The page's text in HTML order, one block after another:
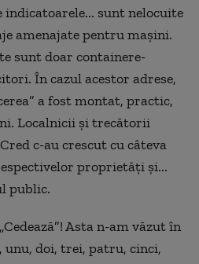
sunt nelocuite
amenajate pentru mașini.
sunt doar containere-
În cazul acestor adrese,
a fost montat, practic,
Localnicii și trecătorii
c-au crescut cu câteva
proprietăți și...
public.
Asta n-am văzut în
unu, doi, trei, patru, cinci,